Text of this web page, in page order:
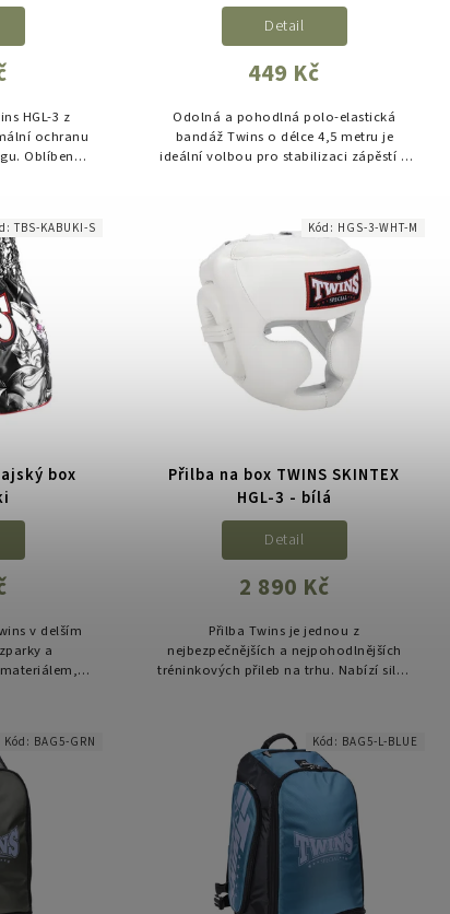
HGL-3 z
ochranu
Oblíbená
449 Kč
Detail
Odolná a pohodlná polo-elastická
bandáž Twins o délce 4,5 metru je
ideální volbou pro stabilizaci zápěstí a
box
v delším
a
TBS-KABUKI-S
Přilba na box TWINS SKINTEX
HGL-3 - bílá
2 890 Kč
Detail
Přilba Twins je jednou z
nejbezpečnějších a nejpohodlnějších
tréninkových přileb na trhu. Nabízí silné
Kód: HGS-3-WHT-M
Kód: BAG5-GRN Kód: BAG5-L-BLUE